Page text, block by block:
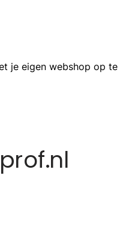
je eigen webshop op te